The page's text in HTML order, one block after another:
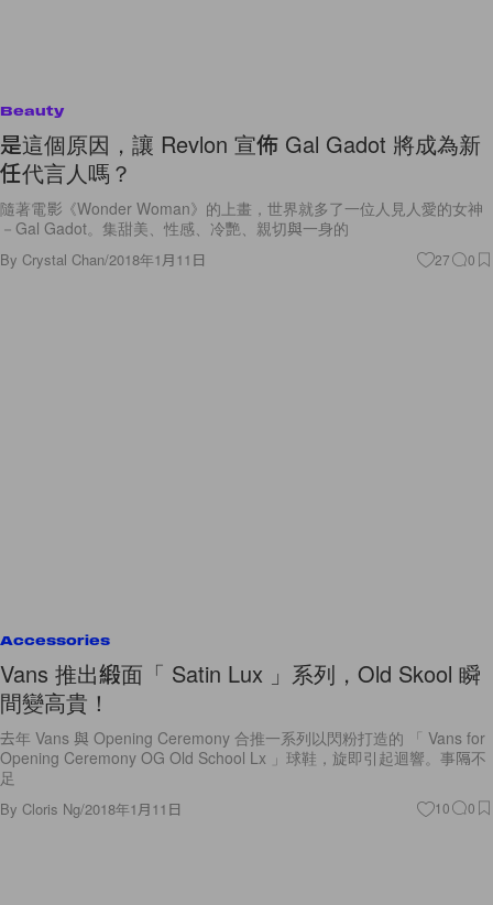
Beauty
是這個原因，讓 Revlon 宣佈 Gal Gadot 將成為新
任代言人嗎？
隨著電影《Wonder Woman》的上畫，世界就多了一位人見人愛的女神
－Gal Gadot。集甜美、性感、冷艷、親切與一身的
By Crystal Chan/2018年1月11日 27 0
Accessories
Vans 推出緞面「 Satin Lux 」系列，Old Skool 瞬
間變高貴！
去年 Vans 與 Opening Ceremony 合推一系列以閃粉打造的 「 Vans for
Opening Ceremony OG Old School Lx 」球鞋，旋即引起迴響。事隔不
足
By Cloris Ng/2018年1月11日 10 0